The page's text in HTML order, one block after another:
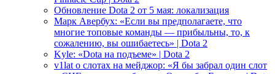
Обновление Dota 2 от 5 мая: локализация
Марк Авербух: «Если вы предполагаете, что
многие топовые команды — прибыльны, то, к
сожалению, вы ошибаетесь» | Dota 2
Kyle: «Dota на подъеме» | Dota 2
v1lat о слотах на мейджор: «Я бы забрал один слот